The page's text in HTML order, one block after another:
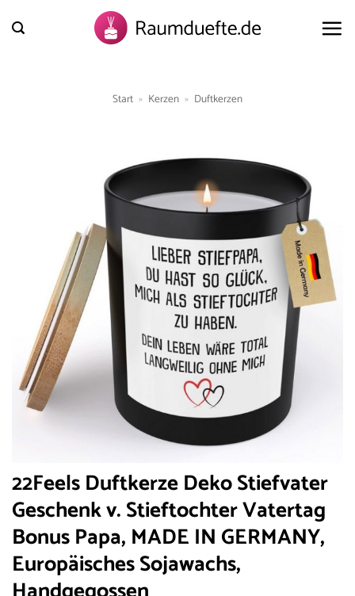
Inhalt
Start » Kerzen » Duftkerzen
22Feels Duftkerze Deko Stiefvater
Geschenk v. Stieftochter Vatertag
Bonus Papa, MADE IN GERMANY,
Europäisches Sojawachs,